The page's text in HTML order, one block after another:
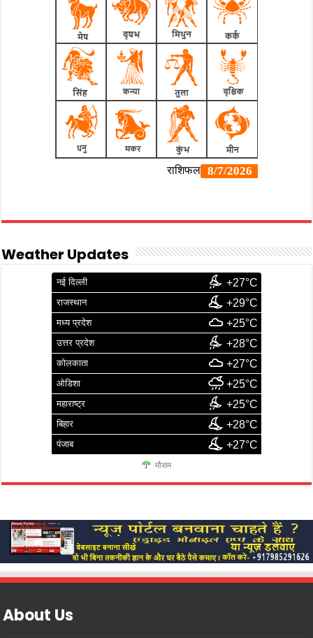
Weather Updates
नई दिल्ली +27°C
राजस्थान +29°C
मध्य प्रदेश +25°C
उत्तर प्रदेश +28°C
कोलकाता +27°C
ओडिशा +25°C
महाराष्ट्र +25°C
बिहार +28°C
पंजाब +27°C
मौसम
About Us